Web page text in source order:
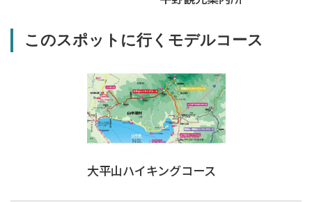
このスポットに行くモデルコース
大平山ハイキングコース